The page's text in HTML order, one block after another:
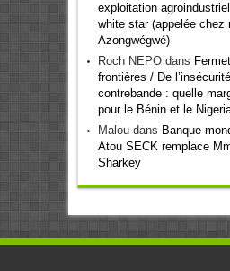
exploitation
white star (appelée chez
Azongwégwé)
Roch NEPOdans
frontières / De
contrebande : quelle
pour le Bénin et le
Maloudans Banque
Atou SECK remplace
Sharkey